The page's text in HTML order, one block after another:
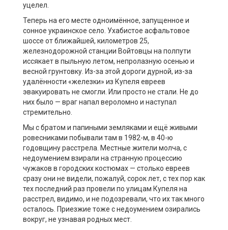
уцелел.
Теперь на его месте одноимённое, запущенное и
сонное украинское село. Ухабистое асфальтовое
шоссе от ближайшей, километров 25,
железнодорожной станции Войтовцы на полпути
иссякает в пыльную летом, непролазную осенью и
весной грунтовку. Из-за этой дороги дурной, из-за
удалённости «железки» из Купеля евреев
эвакуировать не смогли. Или просто не стали. Не до
них было — враг напал вероломно и наступал
стремительно.
Мы с братом и папиными земляками и ещё живыми
ровесниками побывали там в 1982-м, в 40-ю
годовщину расстрела. Местные жители молча, с
недоумением взирали на странную процессию
чужаков в городских костюмах — столько евреев
сразу они не видели, пожалуй, сорок лет, с тех пор как
тех последний раз провели по улицам Купеля на
расстрел, видимо, и не подозревали, что их так много
осталось. Приезжие тоже с недоумением озирались
вокруг, не узнавая родных мест.